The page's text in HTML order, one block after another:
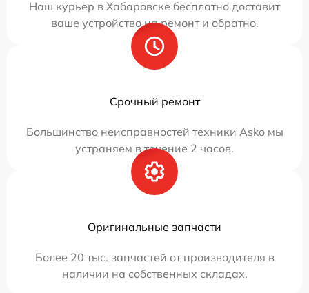
Наш курьер в Хабаровске бесплатно доставит
ваше устройство на ремонт и обратно.
Срочный ремонт
Большинство неисправностей техники Asko мы
устраняем в течение 2 часов.
Оригинальные запчасти
Более 20 тыс. запчастей от производителя в
наличии на собственных складах.